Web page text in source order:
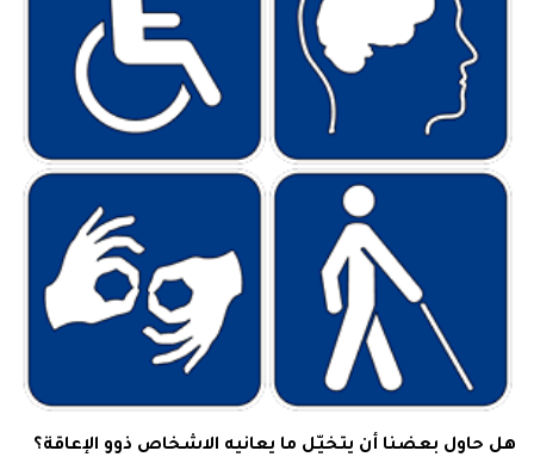
هل حاول بعضنا أن يتخيّل ما يعانيه الاشخاص ذوو الإعاقة؟